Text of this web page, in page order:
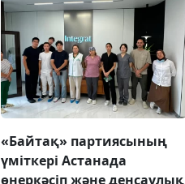
«Байтақ» партиясының
үміткері Астанада
өнеркәсіп және денсаулық